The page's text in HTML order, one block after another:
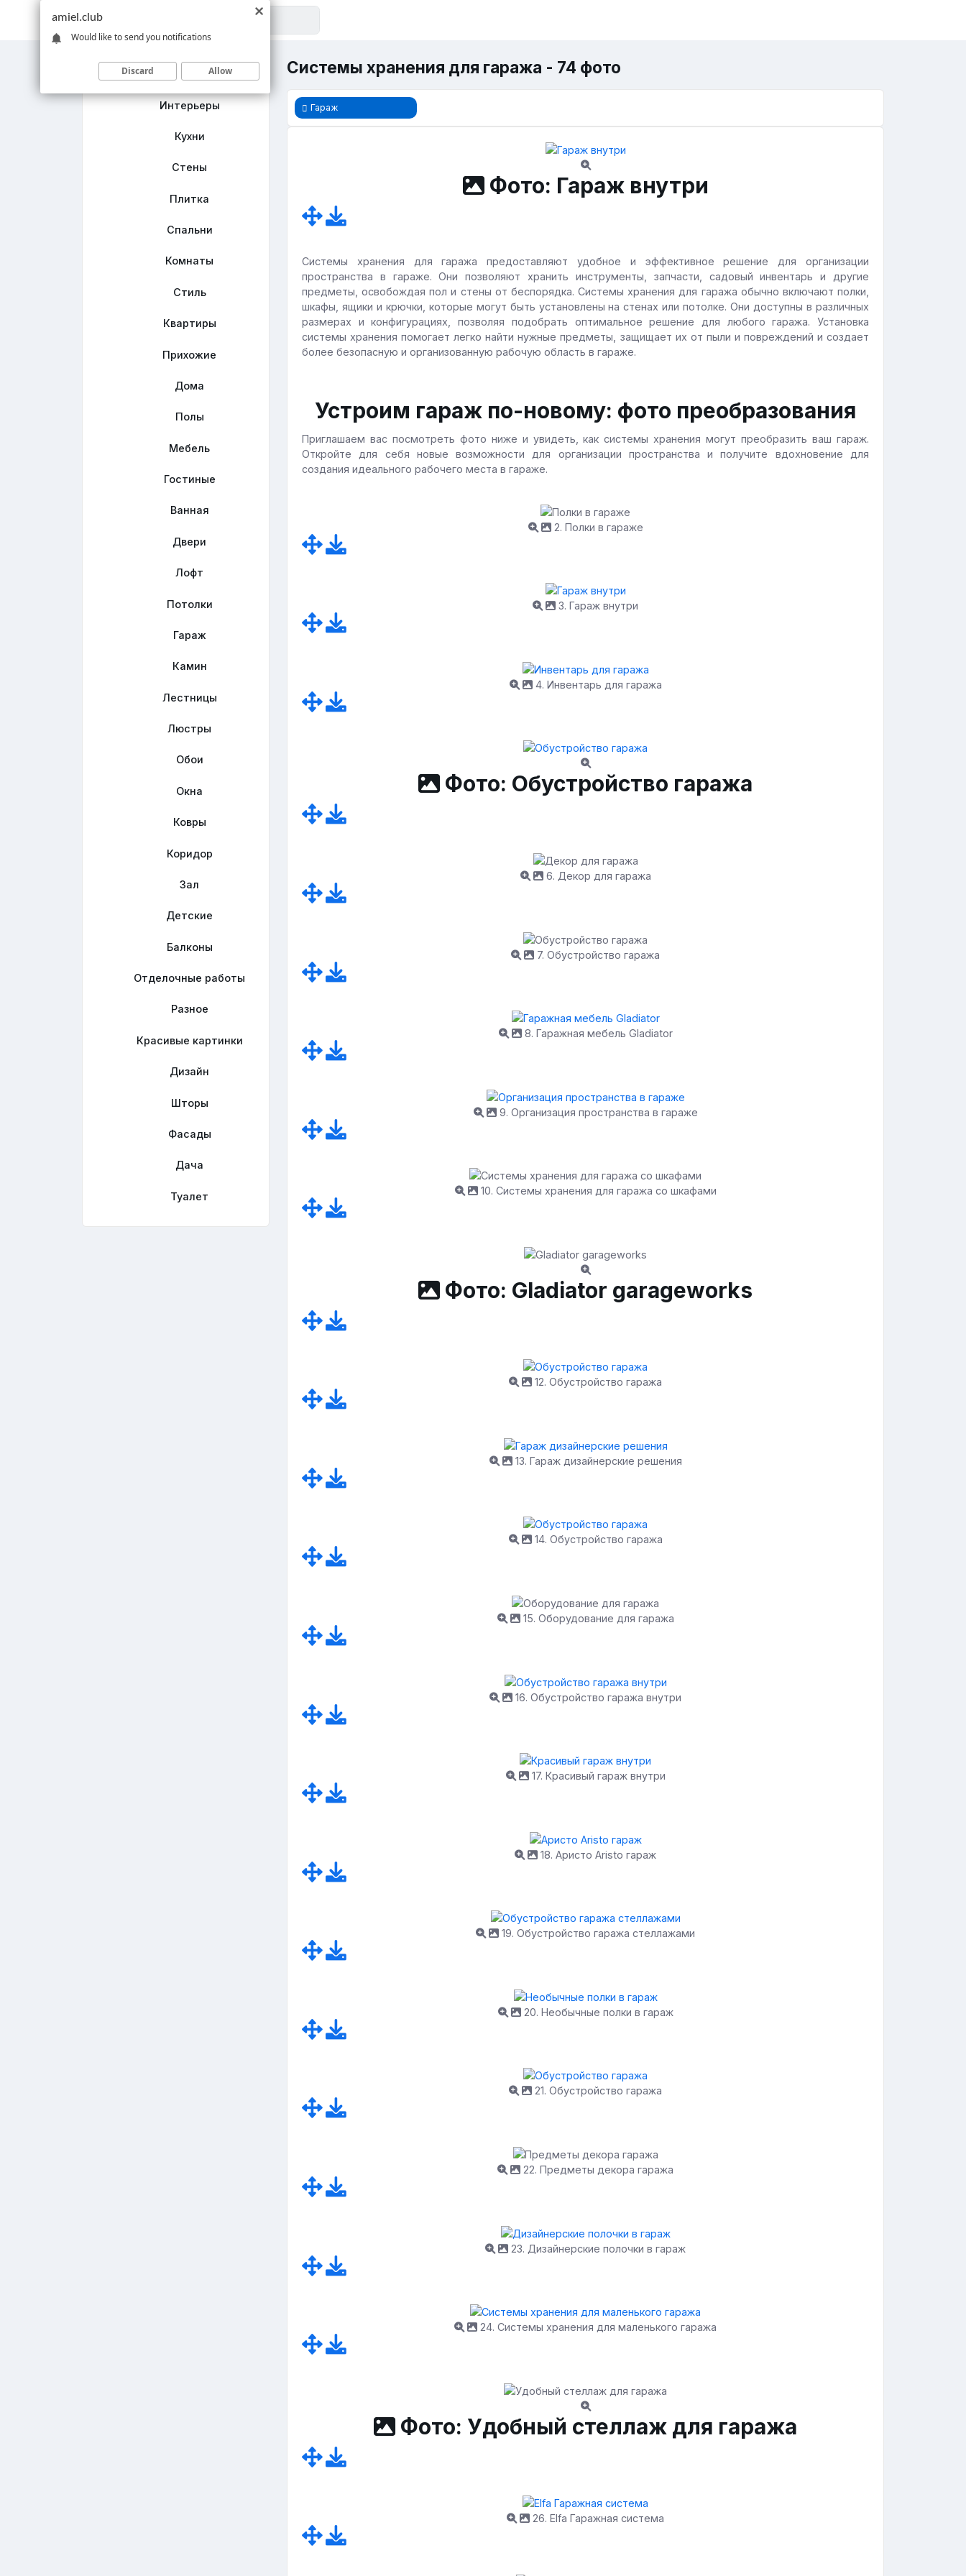
Главная
Интерьеры
Кухни
Стены
Плитка
Спальни
Комнаты
Стиль
Квартиры
Прихожие
Дома
Полы
Мебель
Гостиные
Ванная
Двери
Лофт
Потолки
Гараж
Камин
Лестницы
Люстры
Обои
Окна
Ковры
Коридор
Зал
Детские
Балконы
Отделочные работы
Разное
Красивые картинки
Дизайн
Шторы
Фасады
Дача
Туалет
Системы хранения для гаража - 74 фото
Гараж
Фото: Гараж внутри
Системы хранения для гаража предоставляют удобное и эффективное решение для организации
пространства в гараже. Они позволяют хранить инструменты, запчасти, садовый инвентарь и другие
предметы, освобождая пол и стены от беспорядка. Системы хранения для гаража обычно включают полки,
шкафы, ящики и крючки, которые могут быть установлены на стенах или потолке. Они доступны в различных
размерах и конфигурациях, позволяя подобрать оптимальное решение для любого гаража. Установка
системы хранения помогает легко найти нужные предметы, защищает их от пыли и повреждений и создает
более безопасную и организованную рабочую область в гараже.
Устроим гараж по-новому: фото преобразования
Приглашаем вас посмотреть фото ниже и увидеть, как системы хранения могут преобразить ваш гараж.
Откройте для себя новые возможности для организации пространства и получите вдохновение для
создания идеального рабочего места в гараже.
2. Полки в гараже
3. Гараж внутри
4. Инвентарь для гаража
Фото: Обустройство гаража
6. Декор для гаража
7. Обустройство гаража
8. Гаражная мебель Gladiator
9. Организация пространства в гараже
10. Системы хранения для гаража со шкафами
Фото: Gladiator garageworks
12. Обустройство гаража
13. Гараж дизайнерские решения
14. Обустройство гаража
15. Оборудование для гаража
16. Обустройство гаража внутри
17. Красивый гараж внутри
18. Аристо Aristo гараж
19. Обустройство гаража стеллажами
20. Необычные полки в гараж
21. Обустройство гаража
22. Предметы декора гаража
23. Дизайнерские полочки в гараж
24. Системы хранения для маленького гаража
Фото: Удобный стеллаж для гаража
26. Elfa Гаражная система
amiel.club
Would like to send you notifications
Discard Allow